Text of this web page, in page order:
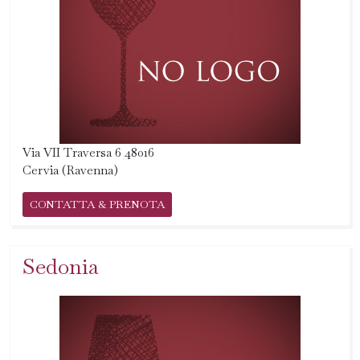
Via VII Traversa 6 48016
Cervia (Ravenna)
CONTATTA & PRENOTA
Sedonia